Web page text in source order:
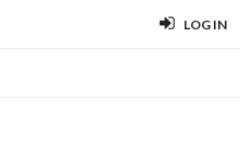
LOG IN